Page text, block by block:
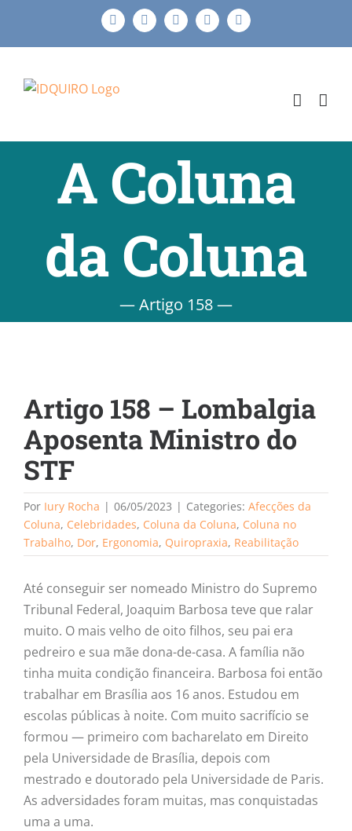
o
FacebookInstagram
X LinkedIn
E-
A Coluna
da Coluna
— Artigo 158 —
Artigo 158 – Lombalgia
Aposenta Ministro do
STF
Por Iury Rocha | 06/05/2023 | Categories: Afecções da
Coluna, Celebridades, Coluna da Coluna, Coluna no
Trabalho, Dor, Ergonomia, Quiropraxia, Reabilitação
Até conseguir ser nomeado Ministro do Supremo
Tribunal Federal, Joaquim Barbosa teve que ralar
muito. O mais velho de oito filhos, seu pai era
pedreiro e sua mãe dona-de-casa. A família não
tinha muita condição financeira. Barbosa foi então
trabalhar em Brasília aos 16 anos. Estudou em
escolas públicas à noite. Com muito sacrifício se
formou — primeiro com bacharelato em Direito
pela Universidade de Brasília, depois com
mestrado e doutorado pela Universidade de Paris.
As adversidades foram muitas, mas conquistadas
uma a uma.